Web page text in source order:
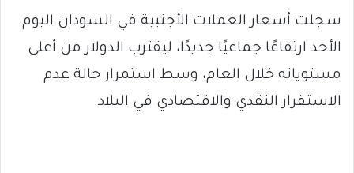
سجلت أسعار العملات الأجنبية في السودان اليوم
الأحد ارتفاعًا جماعيًا جديدًا، ليقترب الدولار من أعلى
مستوياته خلال العام، وسط استمرار حالة عدم
الاستقرار النقدي والاقتصادي في البلاد.